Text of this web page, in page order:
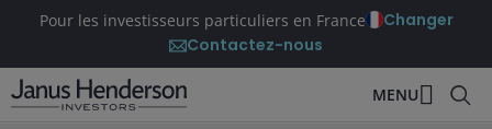
Pour les investisseurs particuliers en France
Changer
Contactez-nous
MENU